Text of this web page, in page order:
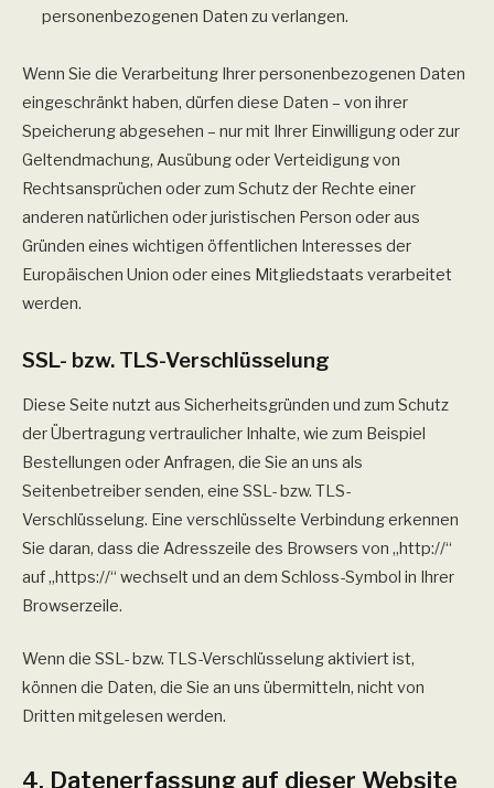
personenbezogenen Daten zu verlangen.
Wenn Sie die Verarbeitung Ihrer personenbezogenen Daten
eingeschränkt haben, dürfen diese Daten – von ihrer
Speicherung abgesehen – nur mit Ihrer Einwilligung oder zur
Geltendmachung, Ausübung oder Verteidigung von
Rechtsansprüchen oder zum Schutz der Rechte einer
anderen natürlichen oder juristischen Person oder aus
Gründen eines wichtigen öffentlichen Interesses der
Europäischen Union oder eines Mitgliedstaats verarbeitet
werden.
SSL- bzw. TLS-Verschlüsselung
Diese Seite nutzt aus Sicherheitsgründen und zum Schutz
der Übertragung vertraulicher Inhalte, wie zum Beispiel
Bestellungen oder Anfragen, die Sie an uns als
Seitenbetreiber senden, eine SSL- bzw. TLS-
Verschlüsselung. Eine verschlüsselte Verbindung erkennen
Sie daran, dass die Adresszeile des Browsers von „http://“
auf „https://“ wechselt und an dem Schloss-Symbol in Ihrer
Browserzeile.
Wenn die SSL- bzw. TLS-Verschlüsselung aktiviert ist,
können die Daten, die Sie an uns übermitteln, nicht von
Dritten mitgelesen werden.
4. Datenerfassung auf dieser Website